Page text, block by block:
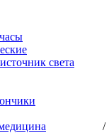
света
/